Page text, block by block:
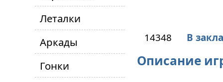
Леталки
Аркады
Гонки
14348 В
Описание